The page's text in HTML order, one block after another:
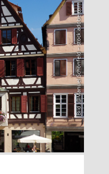
Bild: @Manuel Schönfeld – stock.adobe.com